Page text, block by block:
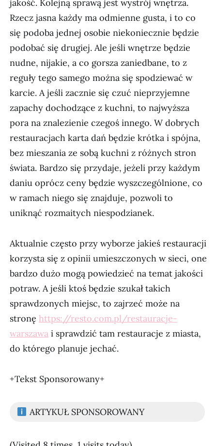
jakość. Kolejną sprawą jest wystrój wnętrza.
Rzecz jasna każdy ma odmienne gusta, i to co
się podoba jednej osobie niekoniecznie będzie
podobać się drugiej. Ale jeśli wnętrze będzie
nudne, nijakie, a co gorsza zaniedbane, to z
reguły tego samego można się spodziewać w
karcie. A jeśli zacznie się czuć nieprzyjemne
zapachy dochodzące z kuchni, to najwyższa
pora na znalezienie czegoś innego. W dobrych
restauracjach karta dań będzie krótka i spójna,
bez mieszania ze sobą kuchni z różnych stron
świata. Bardzo się przydaje, jeżeli przy każdym
daniu oprócz ceny będzie wyszczególnione, co
w ramach niego się znajduje, pozwoli to
uniknąć rozmaitych niespodzianek.
Aktualnie często przy wyborze jakieś restauracji
korzysta się z opinii umieszczonych w sieci, one
bardzo dużo mogą powiedzieć na temat jakości
potraw. A jeśli ktoś będzie szukał takich
sprawdzonych miejsc, to zajrzeć może na
stronę https://resto.com.pl/restauracje-
warszawa i sprawdzić tam restauracje z miasta,
do którego planuje jechać.
+Tekst Sponsorowany+
ARTYKUŁ SPONSOROWANY